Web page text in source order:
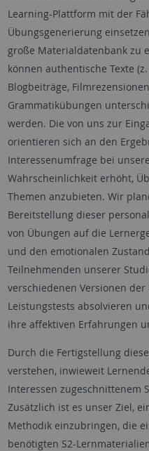
Learning-Plattform mit der
Übungsgenerierung
große Materialdatenbank zu
können authentische Texte
Blogbeiträge,
Grammatikübungen
werden. Die von uns zur
orientieren sich an den
Interessenumfrage bei
Wahrscheinlichkeit erhöht,
Themen anzubieten. Wir
Bereitstellung dieser
von Übungen auf die
und den emotionalen
Teilnehmenden unserer
verschiedenen Versionen
Leistungstests absolvieren
ihre affektiven Erfahrungen
Durch die Fertigstellung
verstehen, inwieweit
Interessen zugeschnittenem
Zusätzlich ist es unser Ziel,
Methodik einzubringen, die
benötigten S2-